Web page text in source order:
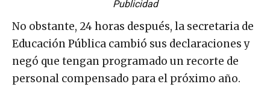
Publicidad
No obstante, 24 horas después, la secretaria de
Educación Pública cambió sus declaraciones y
negó que tengan programado un recorte de
personal compensado para el próximo año.